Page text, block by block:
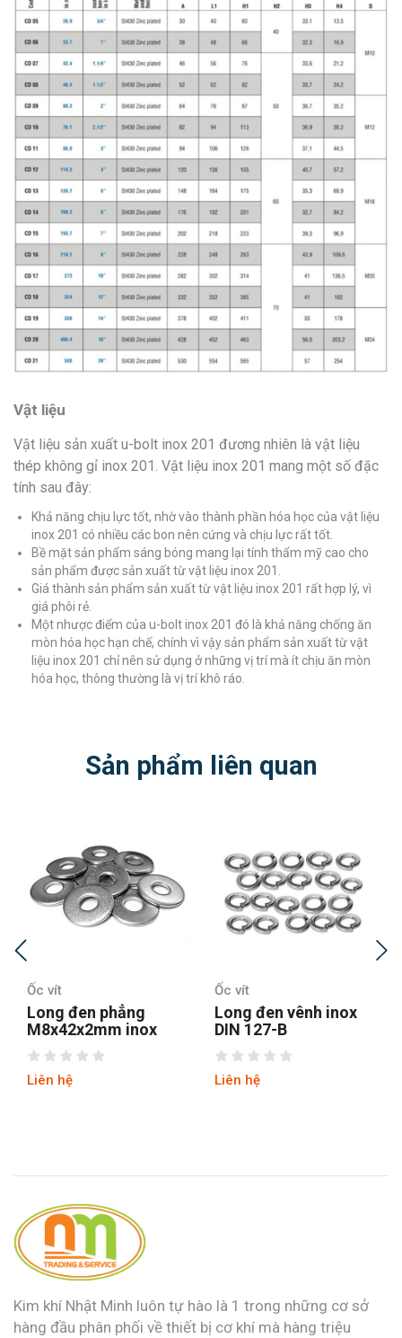
Vật liệu
Vật liệu sản xuất u-bolt inox 201 đương nhiên là vật liệu
thép không gỉ inox 201. Vật liệu inox 201 mang một số đặc
tính sau đây:
Khả năng chịu lực tốt, nhờ vào thành phần hóa học của vật liệu
inox 201 có nhiều các bon nên cứng và chịu lực rất tốt.
Bề mặt sản phẩm sáng bóng mang lại tính thẩm mỹ cao cho
sản phẩm được sản xuất từ vật liệu inox 201.
Giá thành sản phẩm sản xuất từ vật liệu inox 201 rất hợp lý, vì
giá phôi rẻ.
Một nhược điểm của u-bolt inox 201 đó là khả năng chống ăn
mòn hóa học hạn chế, chính vì vậy sản phẩm sản xuất từ vật
liệu inox 201 chỉ nên sử dụng ở những vị trí mà ít chịu ăn mòn
hóa học, thông thường là vị trí khô ráo.
Sản phẩm liên quan
đen phẳng
inox
Long đen vênh inox
DIN 127-B
Long
Kim khí Nhật Minh luôn tự hào là 1 trong những cơ sở
hàng đầu phân phối về thiết bị cơ khí mà hàng triệu